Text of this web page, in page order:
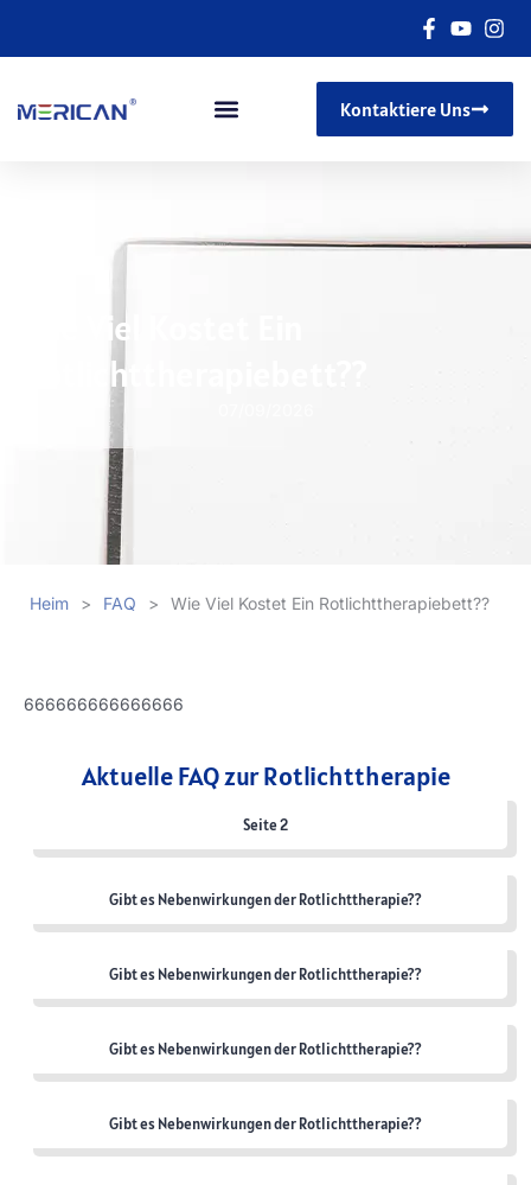
Kontaktiere Uns
Wie Viel Kostet Ein
Rotlichttherapiebett??
Heim > FAQ > Wie Viel Kostet Ein Rotlichttherapiebett??
666666666666666
Aktuelle FAQ zur Rotlichttherapie
Seite 2
Gibt es Nebenwirkungen der Rotlichttherapie??
Gibt es Nebenwirkungen der Rotlichttherapie??
Gibt es Nebenwirkungen der Rotlichttherapie??
Gibt es Nebenwirkungen der Rotlichttherapie??